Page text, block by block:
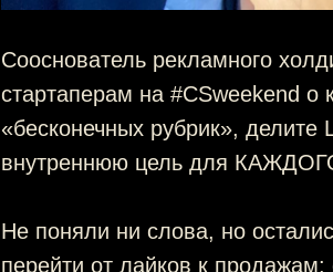
Сооснователь рекламного
стартаперам на #CSweekend о
«бесконечных рубрик»,
внутреннюю цель для
Не поняли ни слова, но
перейти от лайков к